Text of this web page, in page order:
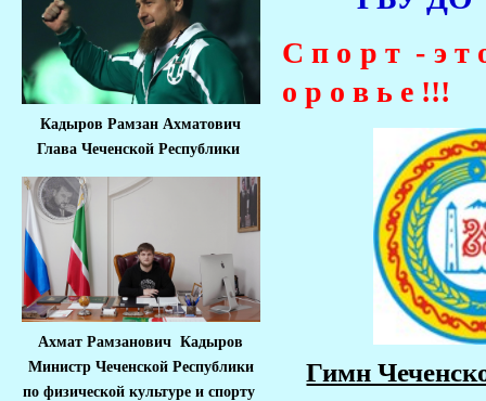
Кадыров Рамзан Ахматович
Глава Чеченской Республики
Ахмат Рамзанович Кадыров
Министр Чеченской Республики
по физической культуре и спорту
С п о р т - э т
о р о в ь е !!!
Гимн